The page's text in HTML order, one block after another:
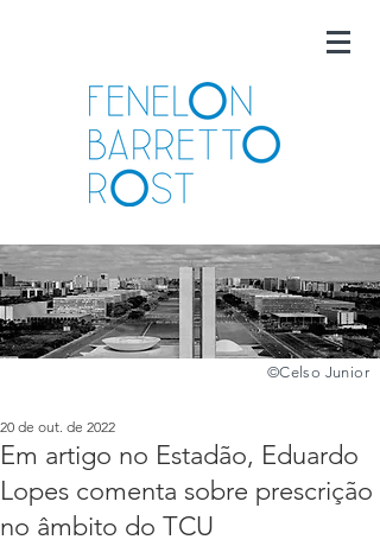
©️Celso Junior
Em artigo no Estadão, Eduardo
Lopes comenta sobre prescrição
no âmbito do TCU
20 de out. de 2022